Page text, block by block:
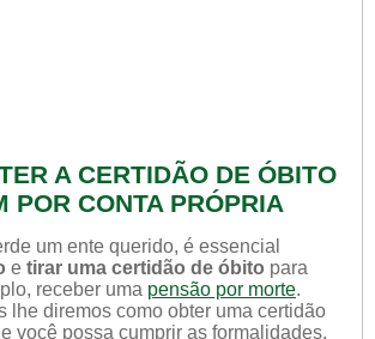
A CERTIDÃO DE ÓBITO
POR CONTA PRÓPRIA
um ente querido, é essencial
e tirar uma certidão de óbito para
receber uma pensão por morte.
lhe diremos como obter uma certidão
você possa cumprir as formalidades.